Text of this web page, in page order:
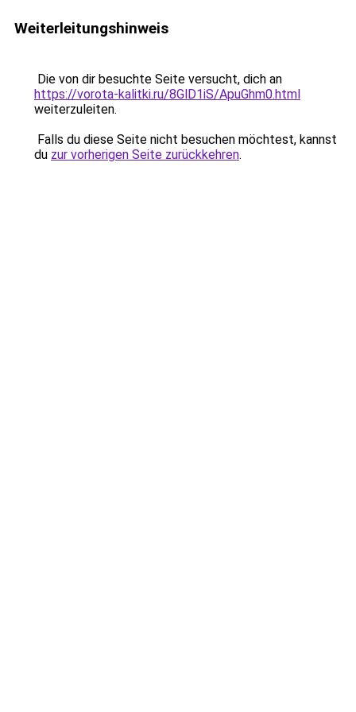
Weiterleitungshinweis
Die von dir besuchte Seite versucht, dich an
https://vorota-kalitki.ru/8GlD1iS/ApuGhm0.html
weiterzuleiten.
Falls du diese Seite nicht besuchen möchtest, kannst
du zur vorherigen Seite zurückkehren.